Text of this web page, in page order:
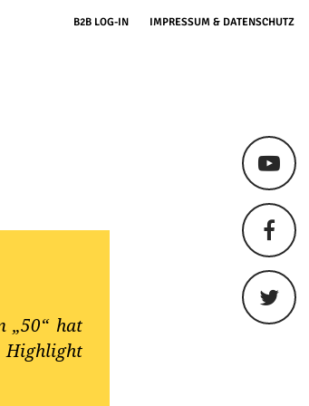
B2B LOG-IN IMPRESSUM & DATENSCHUTZ
„50“ hat